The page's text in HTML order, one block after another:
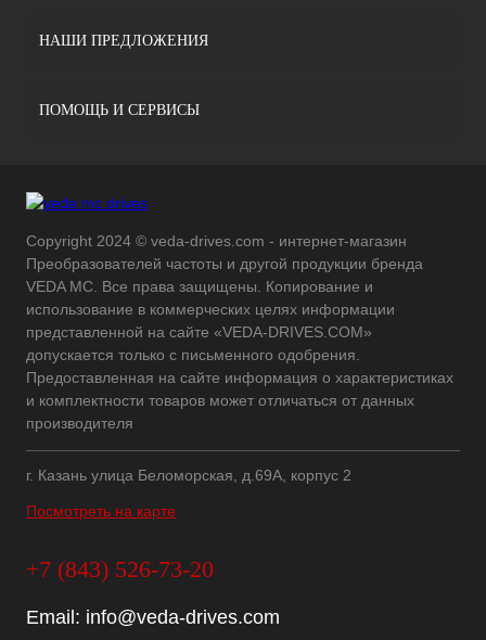
НАШИ ПРЕДЛОЖЕНИЯ
ПОМОЩЬ И СЕРВИСЫ
Copyright 2024 © veda-drives.com - интернет-магазин
Преобразователей частоты и другой продукции бренда
VEDA MC. Все права защищены. Копирование и
использование в коммерческих целях информации
представленной на сайте «VEDA-DRIVES.COM»
допускается только с письменного одобрения.
Предоставленная на сайте информация о характеристиках
и комплектности товаров может отличаться от данных
производителя
г. Казань улица Беломорская, д.69А, корпус 2
Посмотреть на карте
+7 (843) 526-73-20
Email: info@veda-drives.com